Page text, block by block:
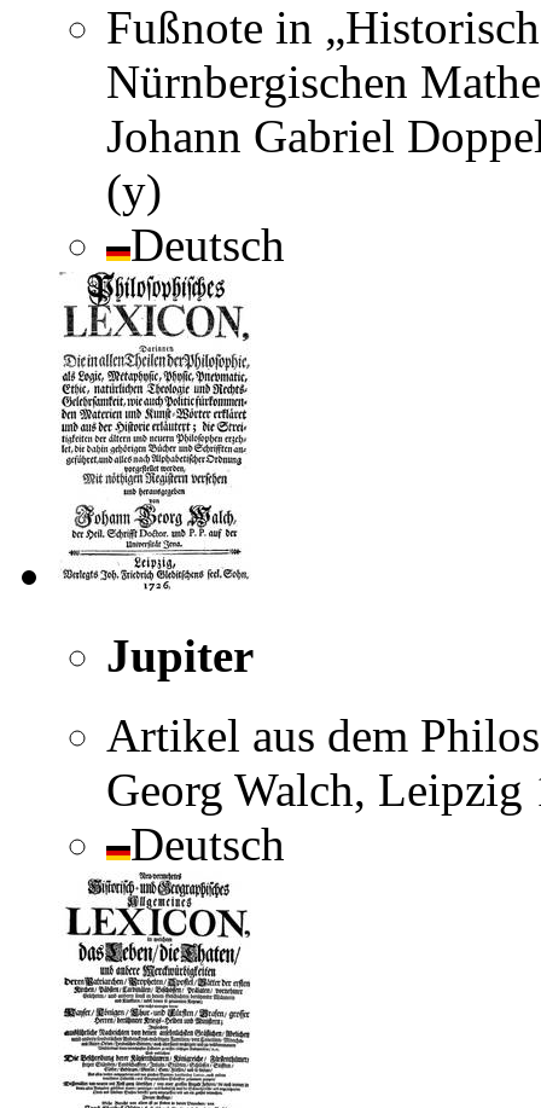
Fußnote in
Nürnbergischen
Johann Gabriel
(y)
Deutsch
Jupiter
Artikel aus dem
Georg Walch, Leipzig
Deutsch